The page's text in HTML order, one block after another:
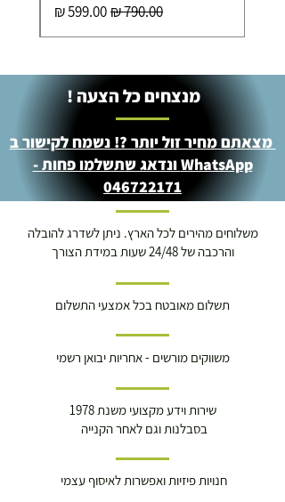
מחיר רגילמחיר מבצע
מנצחים כל הצעה !
מצאתם מחיר זול יותר ?! נשמח לקישור ב
WhatsApp ונדאג שתשלמו פחות -
046722171
משלוחים מהירים לכל הארץ. ניתן לשדרג להובלה
והרכבה של 24/48 שעות במידת הצורך
תשלום מאובטח בכל אמצעי התשלום
משווקים מורשים - אחריות יבואן רשמי
שירות וידע מקצועי משנת 1978
בסבלנות וגם לאחר הקנייה
חנויות פיזיות ואפשרות לאיסוף עצמי